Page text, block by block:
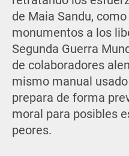
de Maia Sandu,
monumentos a los
Segunda Guerra
de colaboradores
mismo manual
prepara de forma
moral para posibles
peores.